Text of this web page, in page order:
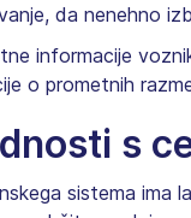
da nenehno
informacije
o prometnih
s
sistema ima